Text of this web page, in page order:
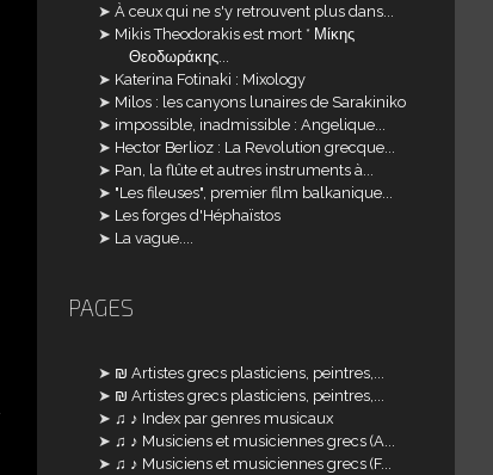
À ceux qui ne s'y retrouvent plus dans...
Mikis Theodorakis est mort * Μίκης
Θεοδωράκης...
Katerina Fotinaki : Mixology
Milos : les canyons lunaires de Sarakiniko
impossible, inadmissible : Angelique...
Hector Berlioz : La Revolution grecque...
Pan, la flûte et autres instruments à...
"Les fileuses", premier film balkanique...
Les forges d'Héphaïstos
La vague....
PAGES
₪ Artistes grecs plasticiens, peintres,...
₪ Artistes grecs plasticiens, peintres,...
♫ ♪ Index par genres musicaux
♫ ♪ Musiciens et musiciennes grecs (A...
♫ ♪ Musiciens et musiciennes grecs (F...